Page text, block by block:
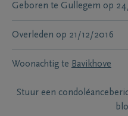
Geboren te Gullegem op
Overleden op 21/12/2016
Woonachtig te Bavikhove
Stuur een